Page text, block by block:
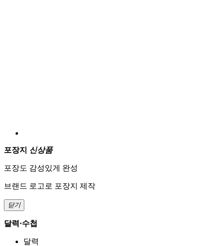
템플릿 탁상달력 신상품
앞뒷면만 골라 쉽게 만들 수 있는
나만의 맞춤 탁상 달력